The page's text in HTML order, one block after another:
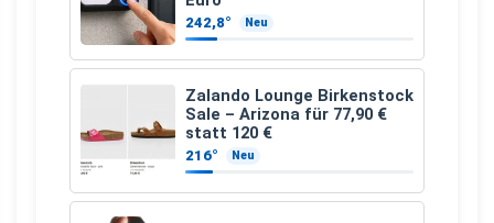
242,8° Neu
Zalando Lounge Birkenstock
Sale – Arizona für 77,90 €
statt 120 €
216° Neu